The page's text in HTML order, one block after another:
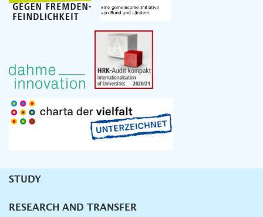
Unternavigation
STUDY
RESEARCH AND TRANSFER